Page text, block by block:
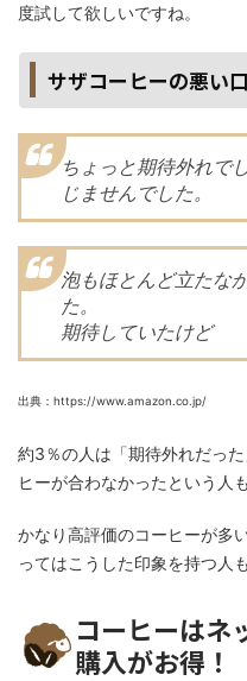
度試して欲しいですね。
サザコーヒーの悪い
ちょっと期待外れで
じませんでした。
泡もほとんど立たな
た。
期待していたけど
出典：https://www.amazon.co.jp/
約3％の人は「期待外れだっ
ヒーが合わなかったという人も
かなり高評価のコーヒーが多
ってはこうした印象を持つ人
コーヒーはネ
購入がお得！